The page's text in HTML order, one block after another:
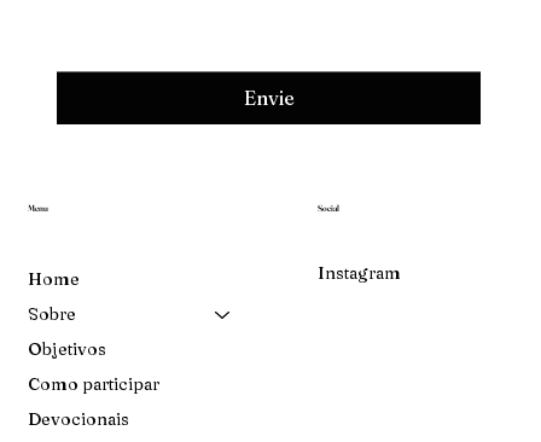
Menu
Home
Sobre
Objetivos
Como participar
Devocionais
Social
Instagram
Envie